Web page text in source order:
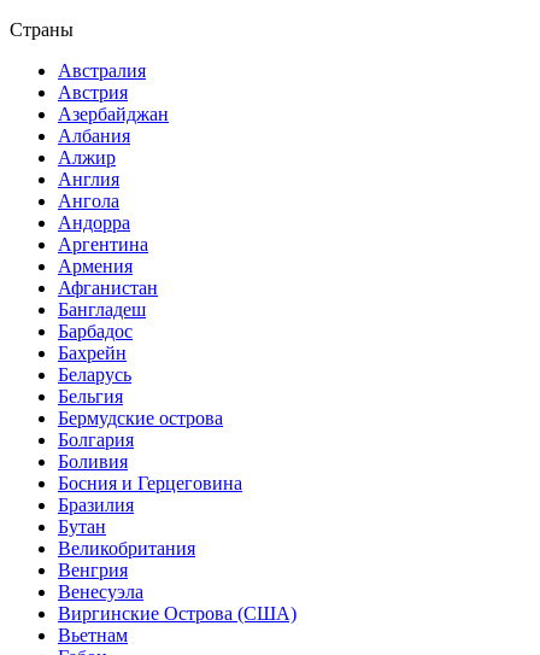
Страны
Австралия
Австрия
Азербайджан
Албания
Алжир
Англия
Ангола
Андорра
Аргентина
Армения
Афганистан
Бангладеш
Барбадос
Бахрейн
Беларусь
Бельгия
Бермудские острова
Болгария
Боливия
Босния и Герцеговина
Бразилия
Бутан
Великобритания
Венгрия
Венесуэла
Виргинские Острова (США)
Вьетнам